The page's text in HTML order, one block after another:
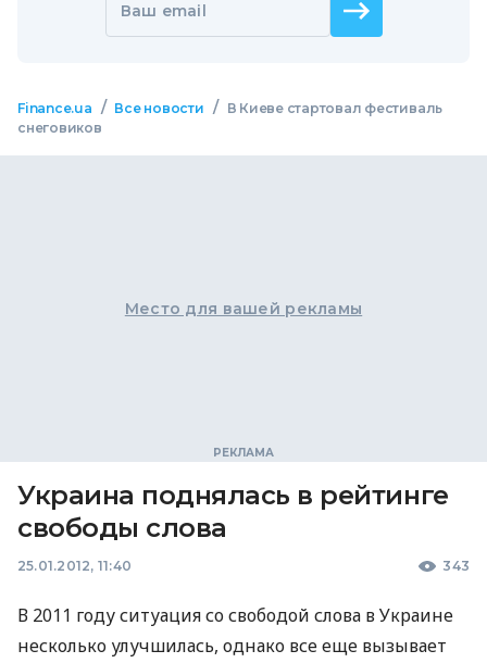
Ваш email
Finance.ua / Все новости /
В Киеве стартовал фестиваль
снеговиков
Место для вашей рекламы
Украина поднялась в рейтинге
свободы слова
25.01.2012, 11:40 343
В 2011 году ситуация со свободой слова в Украине
несколько улучшилась, однако все еще вызывает